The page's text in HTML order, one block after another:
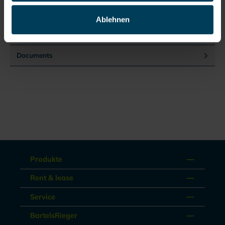
Ablehnen
sealEasily adjustable head straps for optimum fitEquipment
Reviews
Documents
Produkte
Rent & lease
Service
BartelsRieger